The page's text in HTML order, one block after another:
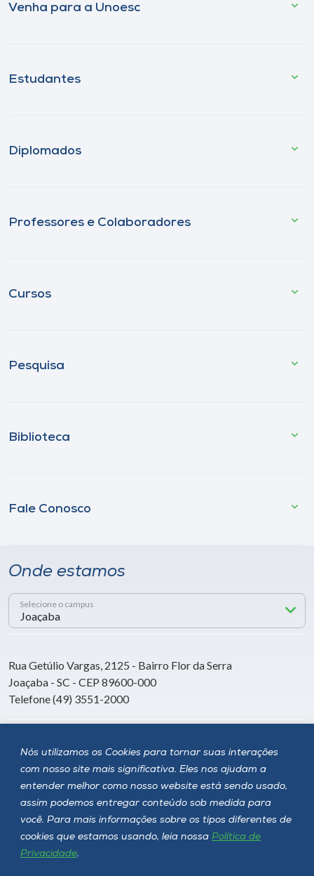
Nós utilizamos os Cookies para tornar suas interações
com nosso site mais significativa. Eles nos ajudam a
entender melhor como nosso website está sendo usado,
assim podemos entregar conteúdo sob medida para
você. Para mais informações sobre os tipos diferentes de
cookies que estamos usando, leia nossa Política de
Privacidade.
Venha para a Unoesc
Estudantes
Diplomados
Professores e Colaboradores
Cursos
Pesquisa
Biblioteca
Fale Conosco
Onde estamos
Selecione o campus
Rua Getúlio Vargas, 2125 - Bairro Flor da Serra
Joaçaba - SC - CEP 89600-000
Telefone (49) 3551-2000
Siga a Unoesc